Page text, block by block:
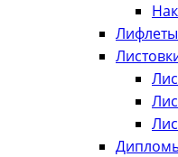
Лифлеты